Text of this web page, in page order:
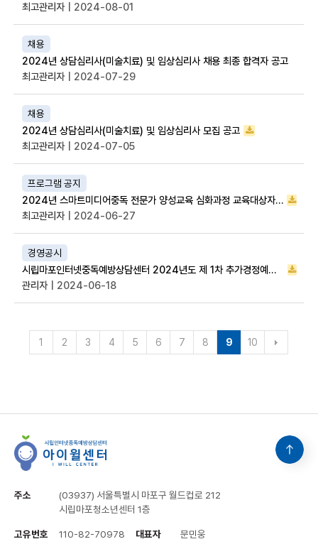
최고관리자 | 2024-08-01
채용
2024년 상담심리사(미술치료) 및 임상심리사 채용 최종 합격자 공고
최고관리자 | 2024-07-29
채용
2024년 상담심리사(미술치료) 및 임상심리사 모집 공고
최고관리자 | 2024-07-05
프로그램 공지
2024년 스마트미디어중독 전문가 양성교육 심화과정 교육대상자 공지합니다.
최고관리자 | 2024-06-27
경영공시
시립마포인터넷중독예방상담센터 2024년도 제 1차 추가경정예산 및 시설이용료 고시
관리자 | 2024-06-18
1 2 3 4 5 6 7 8 9 10
주소
(03937) 서울특별시 마포구 월드컵로 212
시립마포청소년센터 1층
고유번호 110-82-70978 대표자 문민웅